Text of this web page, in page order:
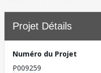
Projet Détails
Numéro du Projet
P009259